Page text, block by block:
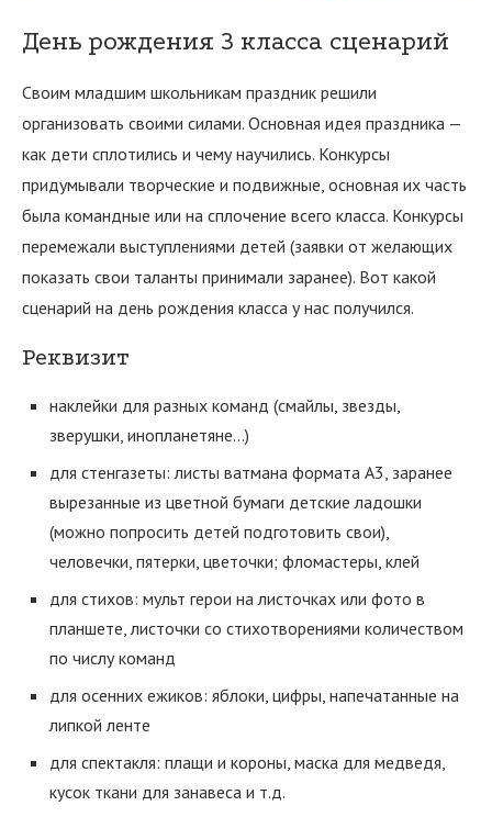
День рождения 3 класса сценарий
Своим младшим школьникам праздник решили
организовать своими силами. Основная идея праздника —
как дети сплотились и чему научились. Конкурсы
придумывали творческие и подвижные, основная их часть
была командные или на сплочение всего класса. Конкурсы
перемежали выступлениями детей (заявки от желающих
показать свои таланты принимали заранее). Вот какой
сценарий на день рождения класса у нас получился.
Реквизит
наклейки для разных команд (смайлы, звезды,
зверушки, инопланетяне…)
для стенгазеты: листы ватмана формата А3, заранее
вырезанные из цветной бумаги детские ладошки
(можно попросить детей подготовить свои),
человечки, пятерки, цветочки; фломастеры, клей
для стихов: мульт герои на листочках или фото в
планшете, листочки со стихотворениями количеством
по числу команд
для осенних ежиков: яблоки, цифры, напечатанные на
липкой ленте
для спектакля: плащи и короны, маска для медведя,
кусок ткани для занавеса и т.д.